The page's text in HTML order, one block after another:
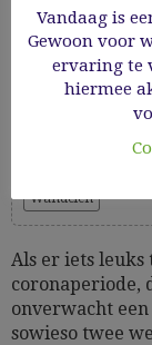
Zalige
Bergerven
Wandelen
Als er iets leuks
coronaperiode,
onverwacht
sowieso twee
Vandaag is
Gewoon voor
ervaring te
hiermee